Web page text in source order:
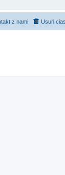
Usuń
z nami